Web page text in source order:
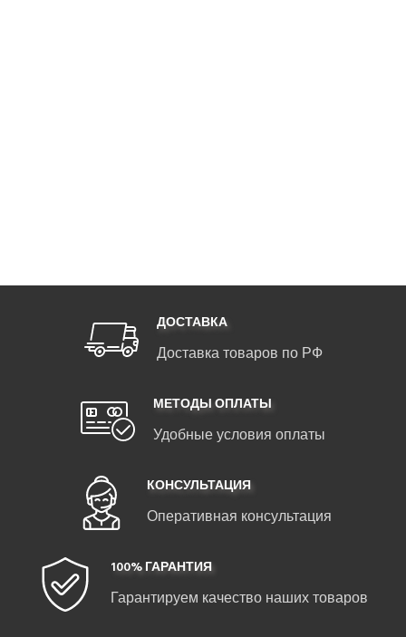
ДОСТАВКА
Доставка товаров по РФ
МЕТОДЫ ОПЛАТЫ
Удобные условия оплаты
КОНСУЛЬТАЦИЯ
Оперативная консультация
100% ГАРАНТИЯ
Гарантируем качество наших товаров